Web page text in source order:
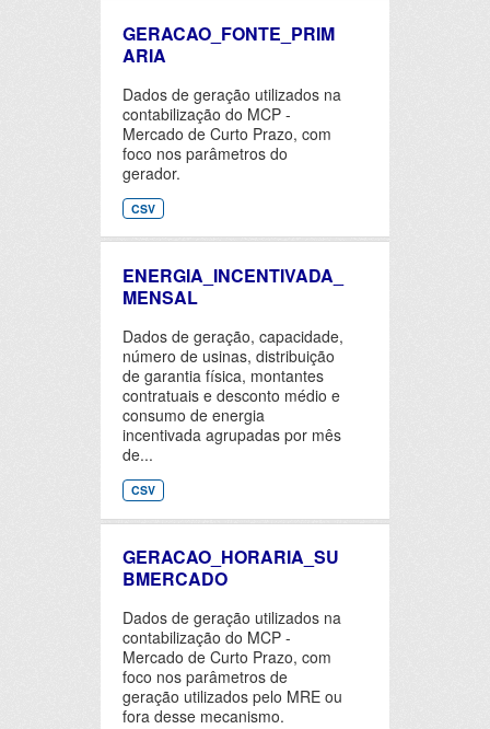
GERACAO_FONTE_PRIM
ARIA
Dados de geração utilizados na
contabilização do MCP -
Mercado de Curto Prazo, com
foco nos parâmetros do
gerador.
CSV
ENERGIA_INCENTIVADA_
MENSAL
Dados de geração, capacidade,
número de usinas, distribuição
de garantia física, montantes
contratuais e desconto médio e
consumo de energia
incentivada agrupadas por mês
de...
CSV
GERACAO_HORARIA_SU
BMERCADO
Dados de geração utilizados na
contabilização do MCP -
Mercado de Curto Prazo, com
foco nos parâmetros de
geração utilizados pelo MRE ou
fora desse mecanismo.